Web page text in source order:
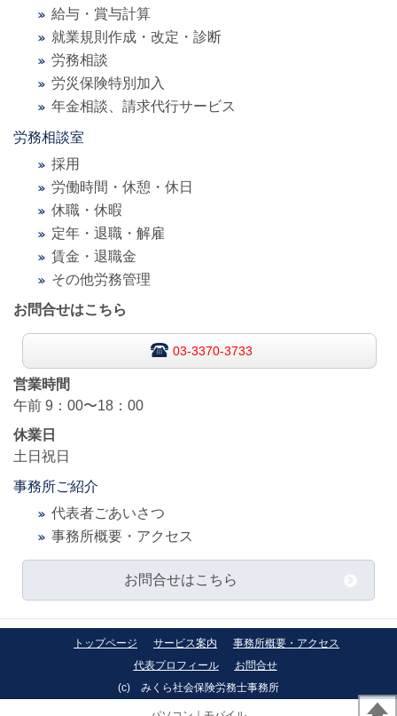
給与・賞与計算
就業規則作成・改定・診断
労務相談
労災保険特別加入
年金相談、請求代行サービス
労務相談室
採用
労働時間・休憩・休日
休職・休暇
定年・退職・解雇
賃金・退職金
その他労務管理
お問合せはこちら
03-3370-3733
営業時間
午前 9：00〜18：00
休業日
土日祝日
事務所ご紹介
代表者ごあいさつ
事務所概要・アクセス
お問合せはこちら
(c) みくら社会保険労務士事務所
トップページ サービス案内
事務所概要・アクセス
代表プロフィール
お問合せ